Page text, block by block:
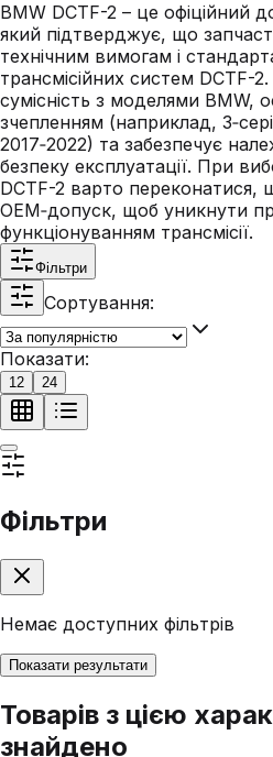
BMW DCTF-2 – це офіційний
який підтверджує, що
технічним вимогам і
трансмісійних систем DCTF-
сумісність з моделями
зчепленням (наприклад,
2017‑2022) та забезпечує
безпеку експлуатації. При
DCTF-2 варто
OEM‑допуск, щоб уникнути
функціонуванням трансмісії.
Фільтри
Сортування:
Показати:
12 24
Фільтри
Немає доступних фільтрів
Показати результати
Товарів з цією
знайдено